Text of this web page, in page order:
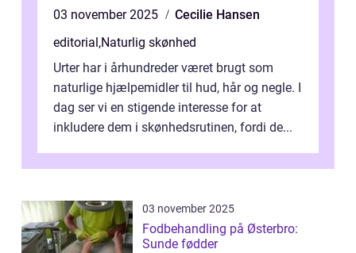
03 november 2025
Cecilie Hansen
editorial,Naturlig skønhed
Urter har i århundreder været brugt som
naturlige hjælpemidler til hud, hår og negle. I
dag ser vi en stigende interesse for at
inkludere dem i skønhedsrutinen, fordi de...
03 november 2025
Fodbehandling på Østerbro:
Sunde fødder